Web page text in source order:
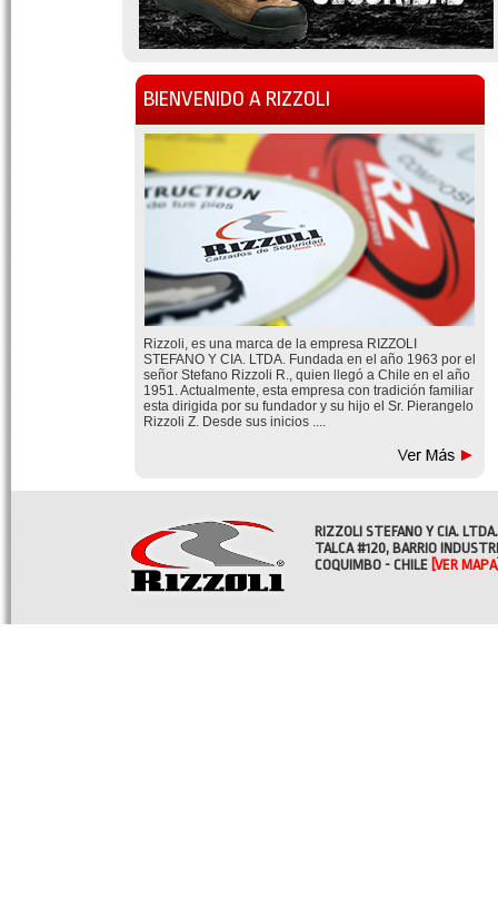
BIENVENIDO A RIZZOLI
Rizzoli, es una marca de la empresa RIZZOLI
STEFANO Y CIA. LTDA. Fundada en el año 1963 por el
señor Stefano Rizzoli R., quien llegó a Chile en el año
1951. Actualmente, esta empresa con tradición familiar
esta dirigida por su fundador y su hijo el Sr. Pierangelo
Rizzoli Z. Desde sus inicios ....
RIZZOLI STEFANO Y CIA. LTDA.
TALCA #120, BARRIO
COQUIMBO - CHILE [VER